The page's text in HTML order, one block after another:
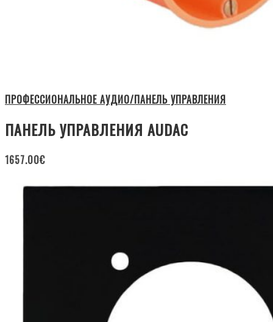
ПРОФЕССИОНАЛЬНОЕ АУДИО/ПАНЕЛЬ УПРАВЛЕНИЯ
ПАНЕЛЬ УПРАВЛЕНИЯ AUDAC
1657.00€